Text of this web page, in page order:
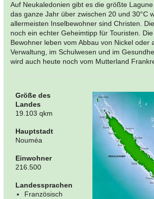
Auf Neukaledonien gibt es die größte
das ganze Jahr über zwischen 20 und 30°C
allermeisten Inselbewohner sind Christen.
noch ein echter Geheimtipp für Touristen.
Bewohner leben vom Abbau von Nickel oder
Verwaltung, im Schulwesen und im
wird auch heute noch vom Mutterland
Größe des
Landes
19.103 qkm
Hauptstadt
Nouméa
Einwohner
216.500
Landessprachen
Französisch